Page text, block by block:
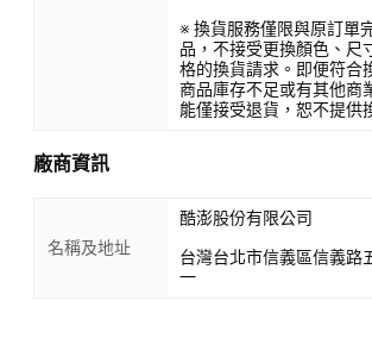
※ 換貨服務僅限與原訂單
品，不接受更換顏色、尺
格的換貨請求。即便符合
商品庫存不足或有其他商
能僅接受退貨，恕不提供
廠商資訊
名稱及地址
酷澎股份有限公司
台灣台北市信義區信義路
一